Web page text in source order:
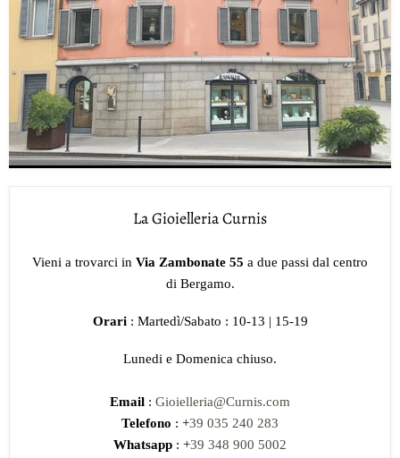
La Gioielleria Curnis
Vieni a trovarci in Via Zambonate 55 a due passi dal centro
di Bergamo.
Orari : Martedì/Sabato : 10-13 | 15-19
Lunedi e Domenica chiuso.
Email : Gioielleria@Curnis.com
Telefono : +39 035 240 283
Whatsapp : +39 348 900 5002